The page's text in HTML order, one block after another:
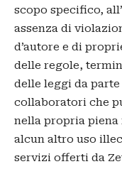
scopo specifico,
assenza di
d’autore e di
delle regole,
delle leggi da
collaboratori che
nella propria
alcun altro uso
servizi offerti da